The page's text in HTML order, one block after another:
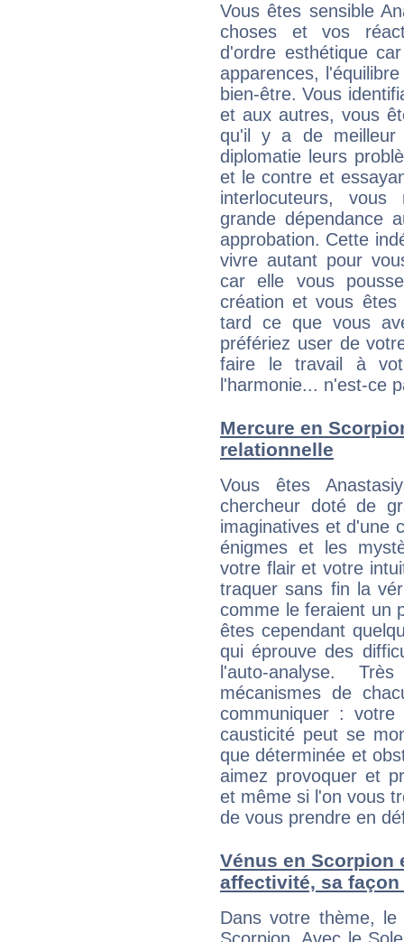
Vous êtes sensible
choses et vos
d'ordre esthétique
apparences,
bien-être. Vous
et aux autres, vous
qu'il y a de
diplomatie leurs
et le contre et
interlocuteurs,
grande dépendance
approbation. Cette
vivre autant pour
car elle vous
création et vous
tard ce que vous
préfériez user de
faire le travail à
l'harmonie... n'est-ce
Mercure en
relationnelle
Vous êtes
chercheur doté de
imaginatives et d'une
énigmes et les
votre flair et votre
traquer sans fin la
comme le feraient un
êtes cependant
qui éprouve des
l'auto-analyse.
mécanismes de
communiquer :
causticité peut se
que déterminée et
aimez provoquer et
et même si l'on vous
de vous prendre en
Vénus en Scorpion
affectivité, sa
Dans votre thème,